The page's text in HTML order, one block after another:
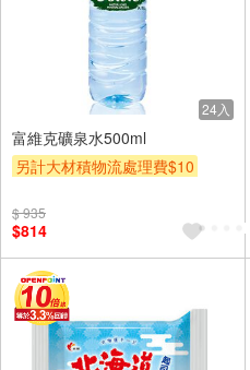
24入
富維克礦泉水500ml
另計大材積物流處理費$10
贈$200
$ 935
$814